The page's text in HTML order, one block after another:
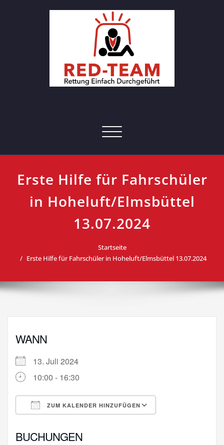
Hamburg
Toggle navigation
Erste Hilfe für Fahrschüler
in Hoheluft/Elmsbüttel
13.07.2024
Startseite
Erste Hilfe für Fahrschüler in Hoheluft/Elmsbüttel 13.07.2024
WANN
13. Juli 2024
10:00 - 16:30
ZUM KALENDER HINZUFÜGEN
BUCHUNGEN